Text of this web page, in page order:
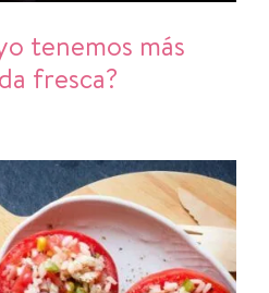
tenemos más
fresca?